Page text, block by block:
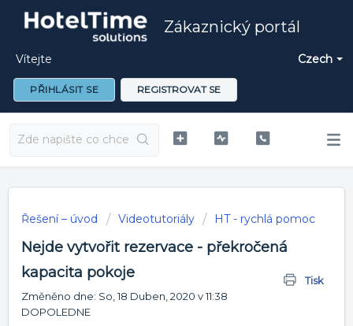
Zákaznický portál
Czech
Vítejte
PŘIHLÁSIT SE REGISTROVAT SE
Řešení – úvod Videotutoriály HT - rychlá pomoc
Nejde vytvořit rezervace - překročená
kapacita pokoje
Tisk
Změněno dne: So, 18 Duben, 2020 v 11:38
DOPOLEDNE